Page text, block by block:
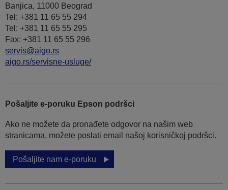
Banjica, 11000 Beograd
Tel: +381 11 65 55 294
Tel: +381 11 65 55 295
Fax: +381 11 65 55 296
servis@aigo.rs
aigo.rs/servisne-usluge/
Pošaljite e-poruku Epson podršci
Ako ne možete da pronađete odgovor na našim web
stranicama, možete poslati email našoj korisničkoj podršci.
Pošaljite nam e-poruku